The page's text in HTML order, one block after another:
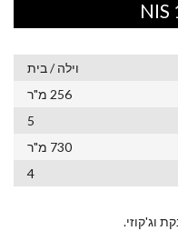
וילה / בית
256 מ"ר
5
730 מ"ר
4
וג'קוזי.